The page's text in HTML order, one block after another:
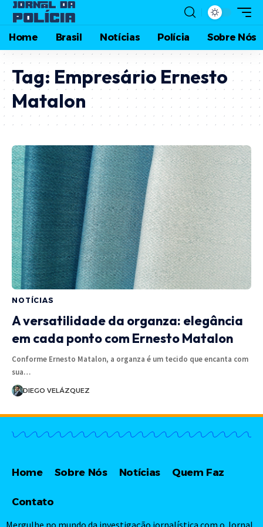
Home Brasil Notícias Polícia Sobre Nós
Tag: Empresário Ernesto
Matalon
NOTÍCIAS
A versatilidade da organza: elegância
em cada ponto com Ernesto Matalon
Conforme Ernesto Matalon, a organza é um tecido que encanta com
sua…
DIEGO VELÁZQUEZ
Home Sobre Nós Notícias Quem Faz
Contato
Mergulhe no mundo da investigação jornalística com o Jornal